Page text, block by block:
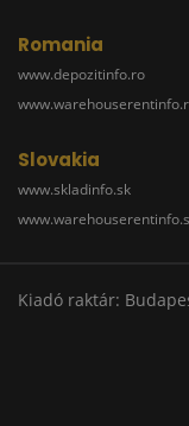
Romania
www.depozitinfo.ro
Slovakia
www.skladinfo.sk
Kiadó raktár: